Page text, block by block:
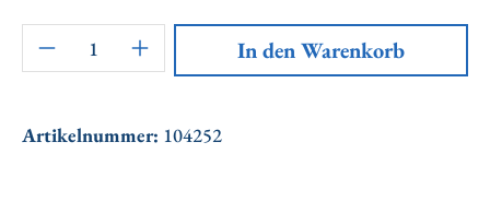
Artikel Anzahl: Gib den gewünschten
In den Warenkorb
Artikelnummer: 104252